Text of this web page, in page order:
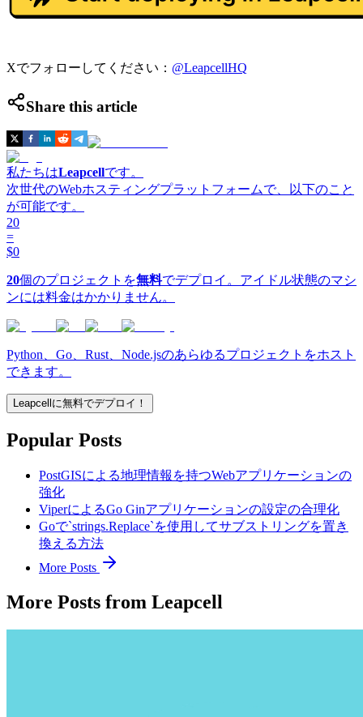
Xでフォローしてください： @LeapcellHQ
Share this article
私たちはLeapcellです。
次世代のWebホスティングプラットフォームで、以下のこと
が可能です。
20
=
$0
20個のプロジェクトを無料でデプロイ。アイドル状態のマシ
ンには料金はかかりません。
Python、Go、Rust、Node.jsのあらゆるプロジェクトをホスト
できます。
Leapcellに無料でデプロイ！
Popular Posts
PostGISによる地理情報を持つWebアプリケーションの
強化
ViperによるGo Ginアプリケーションの設定の合理化
Goで`strings.Replace`を使用してサブストリングを置き
換える方法
More Posts
More Posts from Leapcell